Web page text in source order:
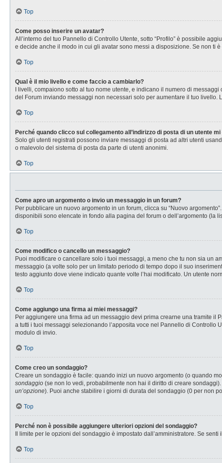
Top
Come posso inserire un avatar?
All’interno del tuo Pannello di Controllo Utente, sotto “Profilo” è possibile
e decide anche il modo in cui gli avatar sono messi a disposizione. Se non ti
Top
Qual è il mio livello e come faccio a cambiarlo?
I livelli, compaiono sotto al tuo nome utente, e indicano il numero di
del Forum inviando messaggi non necessari solo per aumentare il tuo
Top
Perché quando clicco sul collegamento all’indirizzo di posta di un utente
Solo gli utenti registrati possono inviare messaggi di posta ad altri utenti
o malevolo del sistema di posta da parte di utenti anonimi.
Top
Come apro un argomento o invio un messaggio in un forum?
Per pubblicare un nuovo argomento in un forum, clicca su “Nuovo
disponibili sono elencate in fondo alla pagina del forum o dell’argomento (la
Top
Come modifico o cancello un messaggio?
Puoi modificare o cancellare solo i tuoi messaggi, a meno che tu non sia un
messaggio (a volte solo per un limitato periodo di tempo dopo il suo
testo aggiunto dove viene indicato quante volte l’hai modificato. Un utente
Top
Come aggiungo una firma ai miei messaggi?
Per aggiungere una firma ad un messaggio devi prima crearne una tramite
a tutti i tuoi messaggi selezionando l’apposita voce nel Pannello di Controllo
modulo di invio.
Top
Come creo un sondaggio?
Creare un sondaggio è facile: quando inizi un nuovo argomento (o quando
sondaggio (se non lo vedi, probabilmente non hai il diritto di creare
un’opzione). Puoi anche stabilire i giorni di durata del sondaggio (0 per non
Top
Perché non è possibile aggiungere ulteriori opzioni del sondaggio?
Il limite per le opzioni del sondaggio è impostato dall’amministratore. Se
Top